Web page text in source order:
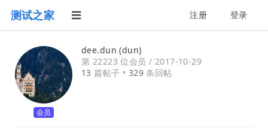
测试之家 注册 登录
会员
dee.dun (dun)
第 22223 位会员 / 2017-10-29
13 篇帖子 • 329 条回帖